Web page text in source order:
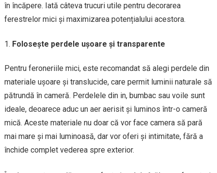
în încăpere. Iată câteva trucuri utile pentru decorarea
ferestrelor mici și maximizarea potențialului acestora.
Folosește perdele ușoare și transparente
Pentru feroneriile mici, este recomandat să alegi perdele din
materiale ușoare și translucide, care permit luminii naturale să
pătrundă în cameră. Perdelele din in, bumbac sau voile sunt
ideale, deoarece aduc un aer aerisit și luminos într-o cameră
mică. Aceste materiale nu doar că vor face camera să pară
mai mare și mai luminoasă, dar vor oferi și intimitate, fără a
închide complet vederea spre exterior.